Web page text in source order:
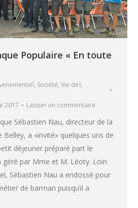
Populaire « En toute
, Société, Vie des
2017 Laisser un commentaire
Sébastien Nau, directeur de la
Belley, a «invité» quelques uns de
déjeuner préparé part le
géré par Mme et M. Léoty. Loin
Sébastien Nau a endossé pour
de barman puisqu’il a